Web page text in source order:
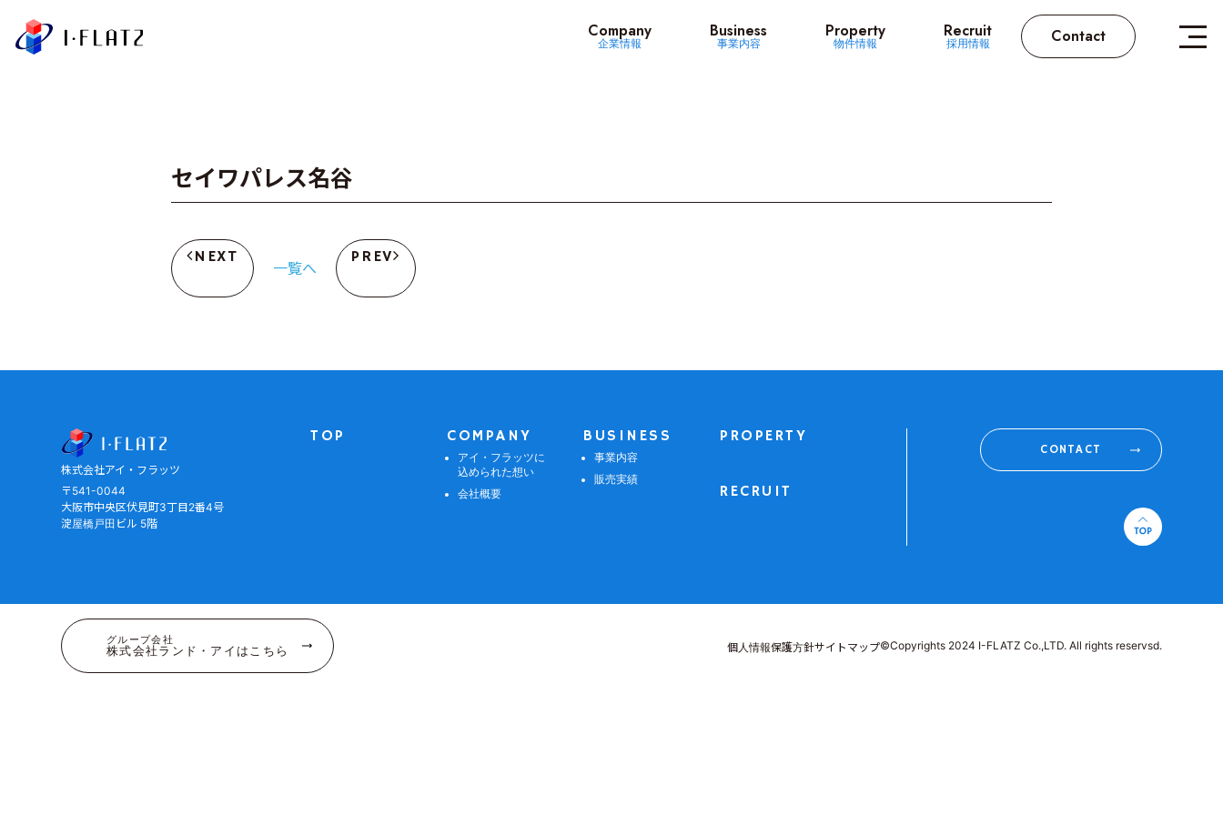
Company
企業情報
Business
事業内容
Property
物件情報
Recruit
採用情報 Contact
セイワパレス名谷
NEXT
一覧へ
PREV
株式会社アイ・フラッツ
株式会社アイ・フラッツ
〒541-0044
大阪市中央区伏見町3丁目2番4号
淀屋橋戸田ビル 5階
TOP COMPANY
アイ・フラッツに
込められた想い
会社概要
BUSINESS
事業内容
販売実績
PROPERTY
RECRUIT
CONTACT
グループ会社
株式会社ランド・アイはこちら 個人情報保護方針サイトマップ©Copyrights 2024 I-FLATZ Co.,LTD. All rights reservsd.